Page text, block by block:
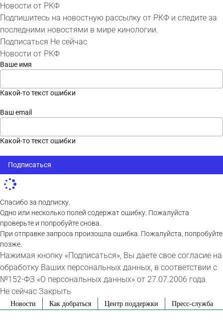
Новости от РКФ
Подпишитесь на новостную рассылку от РКФ и следите за
последними новостями в мире кинологии.
Подписаться Не сейчас
Новости от РКФ
Ваше имя
Какой-то текст ошибки
Ваш email
Какой-то текст ошибки
Подписаться
Спасибо за подписку.
Одно или несколько полей содержат ошибку. Пожалуйста
проверьте и попробуйте снова.
При отправке запроса произошла ошибка. Пожалуйста, попробуйте
позже.
Нажимая кнопку «Подписаться», Вы даете свое согласие на
обработку Ваших персональных данных, в соответствии с
№152-ФЗ «О персональных данных» от 27.07.2006 года.
Не сейчас Закрыть
SkipНовости Как добраться Центр поддержки Пресс-служба